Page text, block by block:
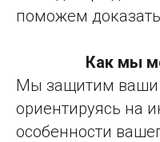
поможем
Как мы
Мы защитим ваши
ориентируясь на
особенности